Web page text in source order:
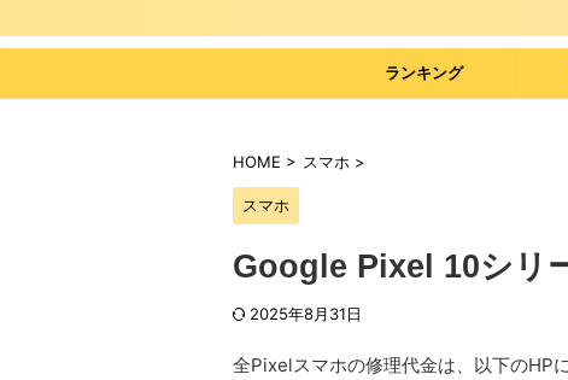
ランキング
HOME > スマホ >
スマホ
Google Pixel 10シリ
2025年8月31日
全Pixelスマホの修理代金は、以下のHP